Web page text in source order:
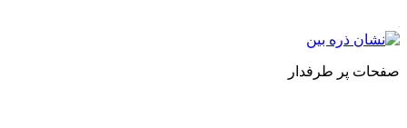
صفحات پر طرفدار